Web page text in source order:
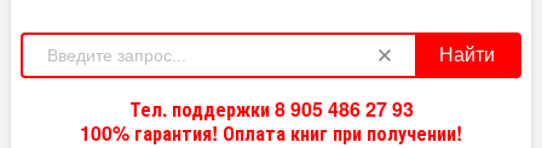
Найти
Тел. поддержки 8 905 486 27 93
100% гарантия! Оплата книг при получении!